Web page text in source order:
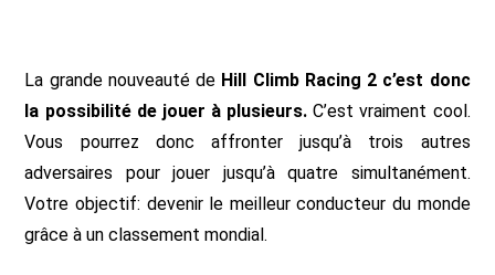
La grande nouveauté de Hill Climb Racing 2 c’est donc
la possibilité de jouer à plusieurs.C’est vraiment cool.
Vous pourrez donc affronter jusqu’à trois autres
adversaires pour jouer jusqu’à quatre simultanément.
Votre objectif: devenir le meilleur conducteur du monde
grâce à un classement mondial.